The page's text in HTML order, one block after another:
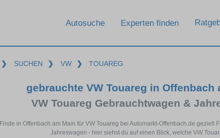
Autosuche Experten finden
❯ SUCHEN ❯ VW ❯ TOUAREG
gebrauchte VW Touareg in
VW Touareg Gebrauchtwagen &
Finde in Offenbach am Main für VW Touareg bei Automarkt-Offenbach.de
Jahreswagen - hier siehst du auf einen Blick, welche VW